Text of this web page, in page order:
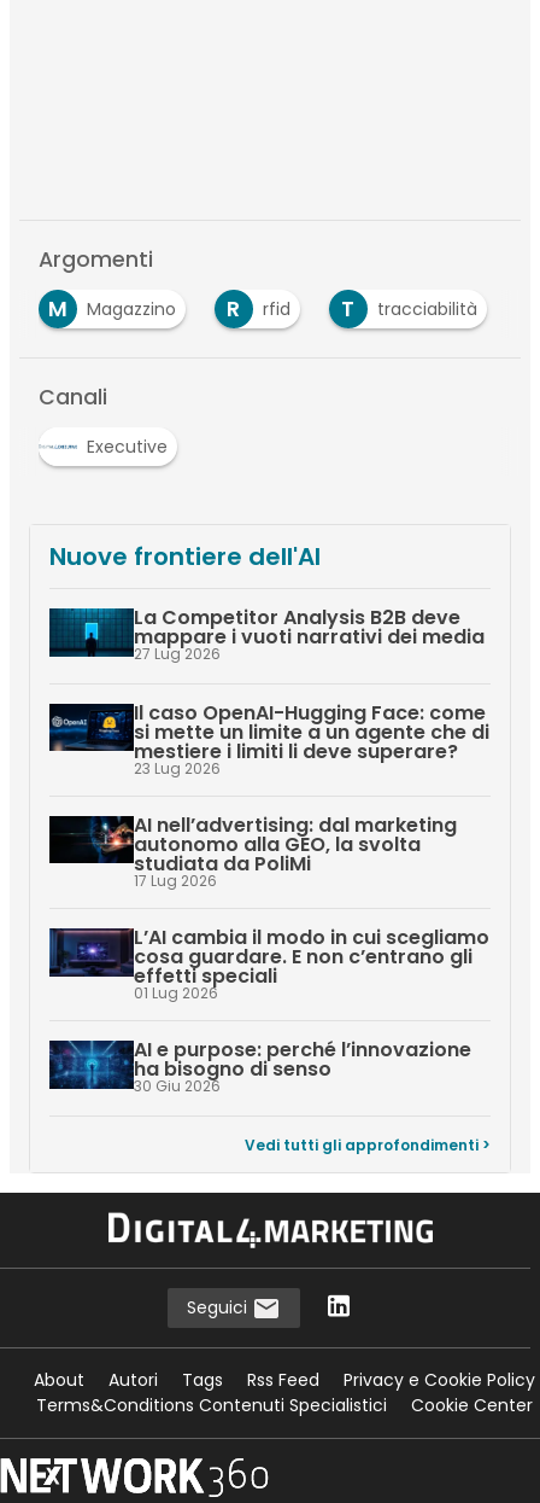
Argomenti
M
Magazzino R rfid T
tracciabilità
Canali
Executive
Nuove frontiere dell'AI
La Competitor Analysis B2B deve
mappare i vuoti narrativi dei media
27 Lug 2026
Il caso OpenAI-Hugging Face: come
si mette un limite a un agente che di
mestiere i limiti li deve superare?
23 Lug 2026
AI nell’advertising: dal marketing
autonomo alla GEO, la svolta
studiata da PoliMi
17 Lug 2026
L’AI cambia il modo in cui scegliamo
cosa guardare. E non c’entrano gli
effetti speciali
01 Lug 2026
AI e purpose: perché l’innovazione
ha bisogno di senso
30 Giu 2026
Vedi tutti gli approfondimenti >
Seguici
About Autori Tags Rss Feed
Privacy e Cookie Policy
Terms&Conditions Contenuti Specialistici
Cookie Center